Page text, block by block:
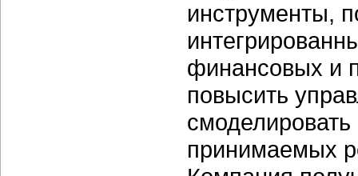
инструменты,
финансовых и
повысить
принимаемых